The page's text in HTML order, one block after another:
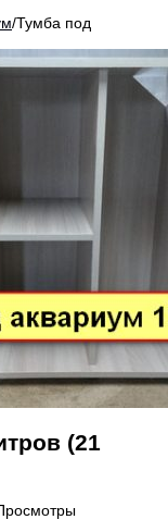
/Тумба под
(21